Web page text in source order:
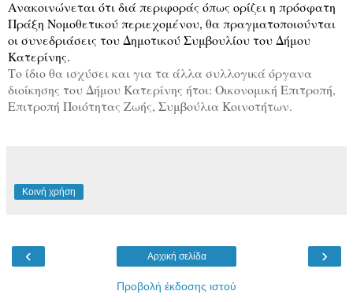
Ανακοινώνεται ότι διά περιφοράς όπως ορίζει η πρόσφατη
Πράξη Νομοθετικού περιεχομένου, θα πραγματοποιούνται
οι συνεδριάσεις του Δημοτικού Συμβουλίου του Δήμου
Κατερίνης.
Το ίδιο θα ισχύσει και για τα άλλα συλλογικά όργανα
διοίκησης του Δήμου Κατερίνης ήτοι: Οικονομική Επιτροπή,
Επιτροπή Ποιότητας Ζωής, Συμβούλια Κοινοτήτων.
Κοινή χρήση
‹ ›
Αρχική σελίδα
Προβολή έκδοσης ιστού